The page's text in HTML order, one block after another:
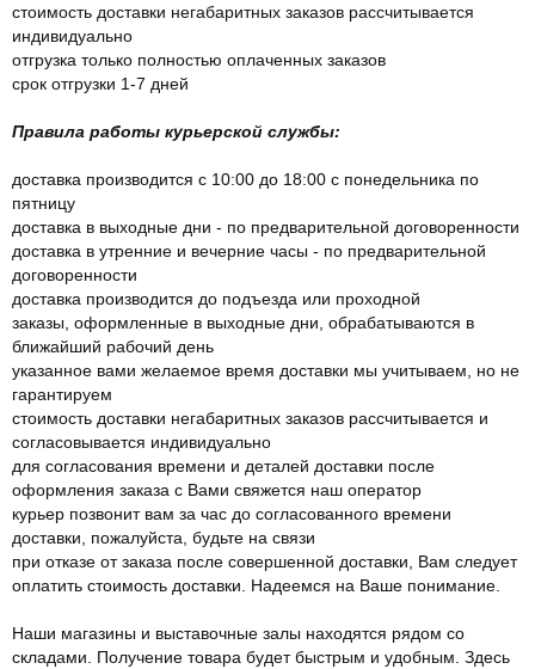
стоимость доставки негабаритных заказов рассчитывается
индивидуально
отгрузка только полностью оплаченных заказов
срок отгрузки 1-7 дней
Правила работы курьерской службы:
доставка производится с 10:00 до 18:00 с понедельника по
пятницу
доставка в выходные дни - по предварительной договоренности
доставка в утренние и вечерние часы - по предварительной
договоренности
доставка производится до подъезда или проходной
заказы, оформленные в выходные дни, обрабатываются в
ближайший рабочий день
указанное вами желаемое время доставки мы учитываем, но не
гарантируем
стоимость доставки негабаритных заказов рассчитывается и
согласовывается индивидуально
для согласования времени и деталей доставки после
оформления заказа с Вами свяжется наш оператор
курьер позвонит вам за час до согласованного времени
доставки, пожалуйста, будьте на связи
при отказе от заказа после совершенной доставки, Вам следует
оплатить стоимость доставки. Надеемся на Ваше понимание.
Наши магазины и выставочные залы находятся рядом со
складами. Получение товара будет быстрым и удобным. Здесь